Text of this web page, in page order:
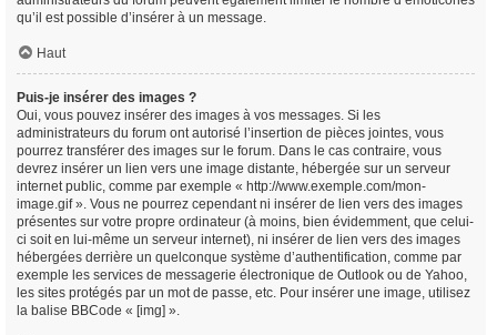
qu’il est possible d’insérer à un message.
Haut
Puis-je insérer des images ?
Oui, vous pouvez insérer des images à vos messages. Si les
administrateurs du forum ont autorisé l’insertion de pièces jointes, vous
pourrez transférer des images sur le forum. Dans le cas contraire, vous
devrez insérer un lien vers une image distante, hébergée sur un serveur
internet public, comme par exemple « http://www.exemple.com/mon-
image.gif ». Vous ne pourrez cependant ni insérer de lien vers des images
présentes sur votre propre ordinateur (à moins, bien évidemment, que celui-
ci soit en lui-même un serveur internet), ni insérer de lien vers des images
hébergées derrière un quelconque système d’authentification, comme par
exemple les services de messagerie électronique de Outlook ou de Yahoo,
les sites protégés par un mot de passe, etc. Pour insérer une image, utilisez
la balise BBCode « [img] ».